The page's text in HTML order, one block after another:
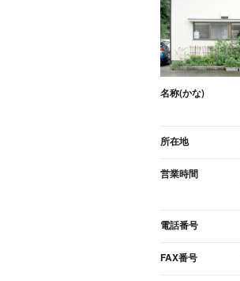
名称(かな)
所在地
営業時間
電話番号
FAX番号